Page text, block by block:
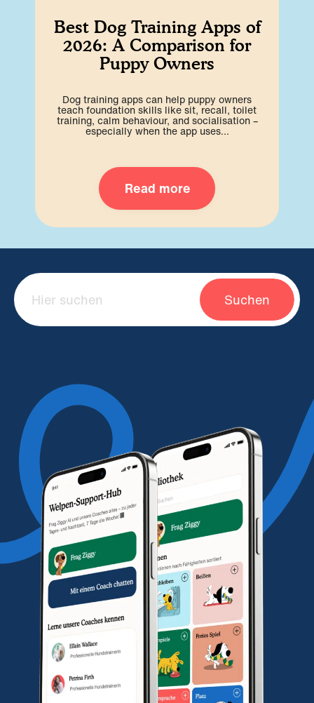
Best Dog Training Apps of
2026: A Comparison for
Puppy Owners
Dog training apps can help puppy owners
teach foundation skills like sit, recall, toilet
training, calm behaviour, and socialisation –
especially when the app uses...
Read more
Suchen